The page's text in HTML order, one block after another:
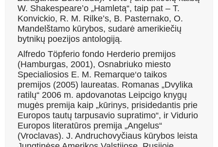
W. Shakespeare’o „Hamletą“, taip pat – T.
Konvickio, R. M. Rilke’s, B. Pasternako, O.
Mandelštamo kūrybos, sudarė amerikiečių
bytnikų poezijos antologiją.
Alfredo Töpferio fondo Herderio premijos
(Hamburgas, 2001), Osnabriuko miesto
Specialiosios E. M. Remarque‘o taikos
premijos (2005) laureatas. Romanas „Dvylika
ratilų“ 2006 m. apdovanotas Leipcigo knygų
mugės premija kaip „kūrinys, prisidedantis prie
Europos tautų tarpusavio supratimo“, ir Vidurio
Europos literatūros premija „Angelus“
(Vroclavas). J. Andruchovyčiaus kūrybos leista